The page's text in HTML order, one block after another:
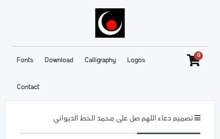
Fonts Download Calligraphy Logos
Contact
0
تصميم دعاء اللهم صل على محمد الخط الديواني